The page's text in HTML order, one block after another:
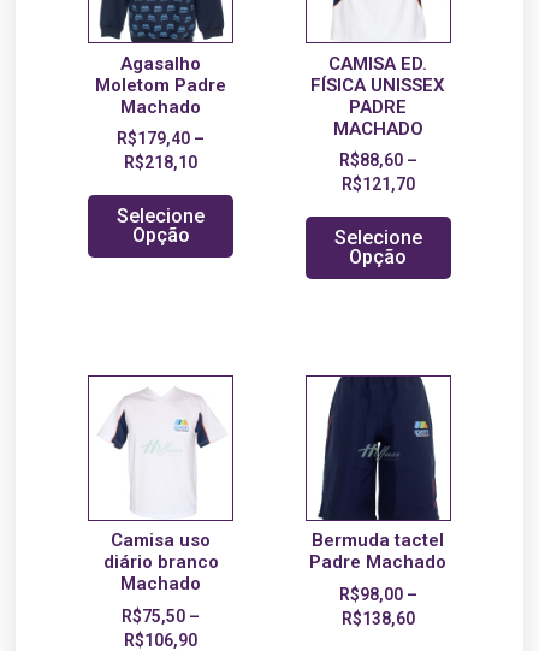
Agasalho
Moletom Padre
Machado
R$179,40 –
R$218,10
Selecione
Opção
CAMISA ED.
FÍSICA UNISSEX
PADRE
MACHADO
R$88,60–
R$121,70
Selecione
Opção
Camisa uso
diário branco
Machado
R$75,50 –
R$106,90
Bermuda tactel
Padre Machado
R$98,00–
R$138,60